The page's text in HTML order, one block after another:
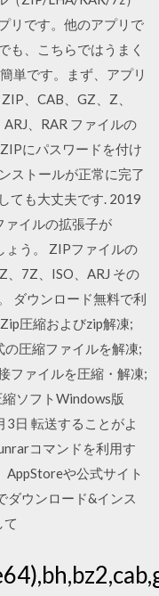
リです。他のアプリで
も、こちらではうまく
単です。まず、アプリ
、CAB、GZ、Z、
、RAR ファイルの
にパスワードを付け
ストールが正常に完了
ても大丈夫です. 2019
イルの拡張子が
ょう。 ZIPファイルの
、7Z、ISO、ARJ その
ダウンロード無料で利
圧縮およびzip解凍;
圧縮ファイルを解凍;
ファイルを圧縮・解凍;
ソフトWindows版
3日 転送することがよ
コマンドを利用す
AppStoreや公式サイト
ダウンロード&インス
て